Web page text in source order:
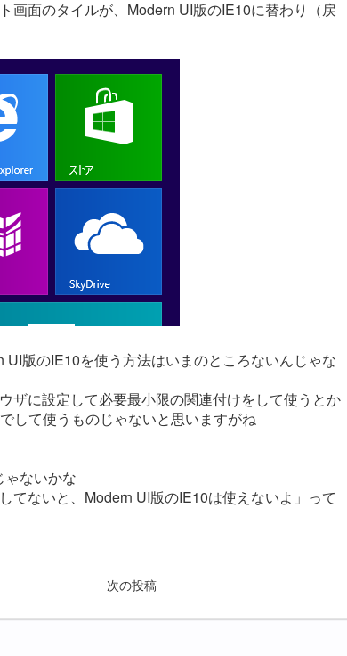
画面のタイルが、Modern UI版のIE10に替わり（戻
版のIE10を使う方法はいまのところないんじゃな
ザに設定して必要最小限の関連付けをして使うとか
して使うものじゃないと思いますがね
ゃないかな
てないと、Modern UI版のIE10は使えないよ」って
次の投稿